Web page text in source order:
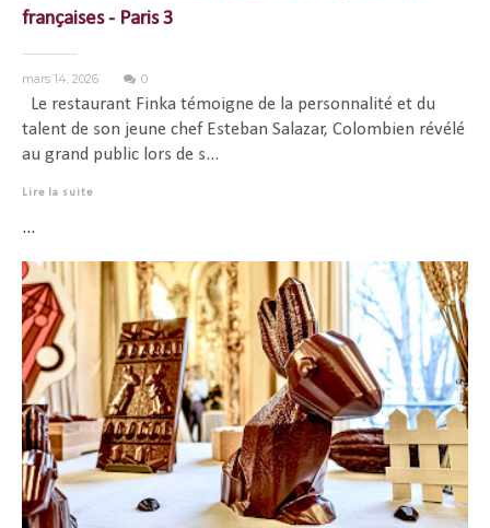
françaises - Paris 3
mars 14, 2026 0
Le restaurant Finka témoigne de la personnalité et du
talent de son jeune chef Esteban Salazar, Colombien révélé
au grand public lors de s...
Lire la suite
...